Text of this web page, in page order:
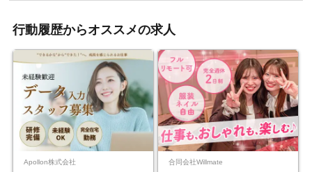
行動履歴からオススメの求人
Apollon株式会社 合同会社Willmate